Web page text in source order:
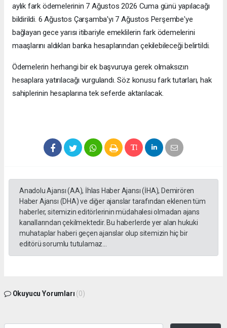
aylık fark ödemelerinin 7 Ağustos 2026 Cuma günü yapılacağı
bildirildi. 6 Ağustos Çarşamba'yı 7 Ağustos Perşembe'ye
bağlayan gece yarısı itibariyle emeklilerin fark ödemelerini
maaşlarını aldıkları banka hesaplarından çekilebileceği belirtildi.
Ödemelerin herhangi bir ek başvuruya gerek olmaksızın
hesaplara yatırılacağı vurgulandı. Söz konusu fark tutarları, hak
sahiplerinin hesaplarına tek seferde aktarılacak.
Anadolu Ajansı (AA), İhlas Haber Ajansı (İHA), Demirören
Haber Ajansı (DHA) ve diğer ajanslar tarafından eklenen tüm
haberler, sitemizin editörlerinin müdahalesi olmadan ajans
kanallarından çekilmektedir. Bu haberlerde yer alan hukuki
muhataplar haberi geçen ajanslar olup sitemizin hiç bir
editörü sorumlu tutulamaz...
Okuyucu Yorumları (0)